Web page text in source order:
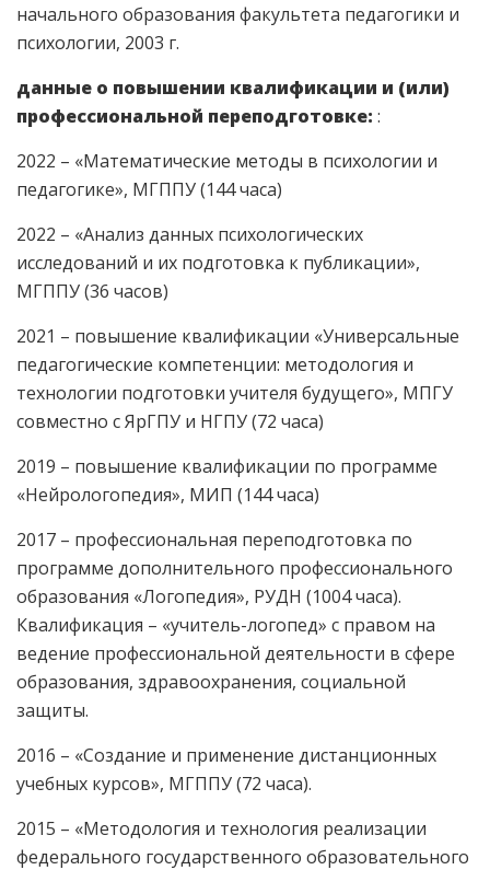
начального образования факультета педагогики и
психологии, 2003 г.
данные о повышении квалификации и (или)
профессиональной переподготовке: :
2022 – «Математические методы в психологии и
педагогике», МГППУ (144 часа)
2022 – «Анализ данных психологических
исследований и их подготовка к публикации»,
МГППУ (36 часов)
2021 – повышение квалификации «Универсальные
педагогические компетенции: методология и
технологии подготовки учителя будущего», МПГУ
совместно с ЯрГПУ и НГПУ (72 часа)
2019 – повышение квалификации по программе
«Нейрологопедия», МИП (144 часа)
2017 – профессиональная переподготовка по
программе дополнительного профессионального
образования «Логопедия», РУДН (1004 часа).
Квалификация – «учитель-логопед» с правом на
ведение профессиональной деятельности в сфере
образования, здравоохранения, социальной
защиты.
2016 – «Создание и применение дистанционных
учебных курсов», МГППУ (72 часа).
2015 – «Методология и технология реализации
федерального государственного образовательного